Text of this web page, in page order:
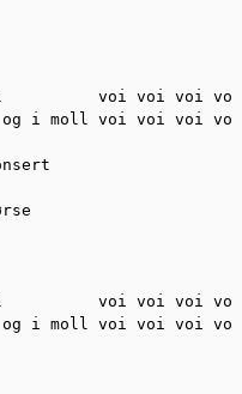
i moll voi voi voi
i moll voi voi voi